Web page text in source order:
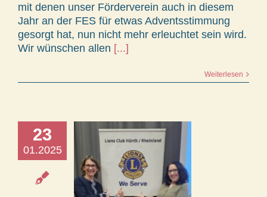
mit denen unser Förderverein auch in diesem
Jahr an der FES für etwas Adventsstimmung
gesorgt hat, nun nicht mehr erleuchtet sein wird.
Wir wünschen allen [...]
Weiterlesen
23
01.2025